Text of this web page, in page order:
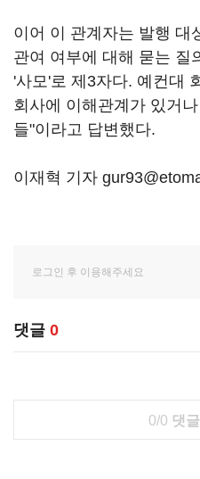
이어 이 관계자는 발행 대
관여 여부에 대해 묻는 질
'사모'로 제3자다. 예컨대
회사에 이해관계가 있거
들"이라고 답변했다.
이재혁 기자
댓글 0
0/0 댓